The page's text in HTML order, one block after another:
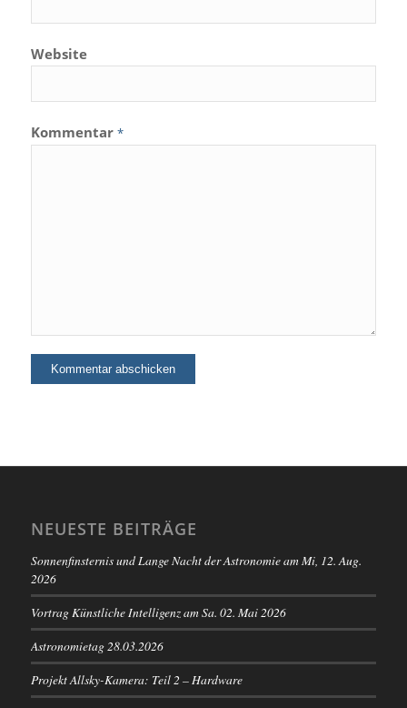
Website
Kommentar *
NEUESTE BEITRÄGE
Sonnenfinsternis und Lange Nacht der Astronomie am Mi, 12. Aug.
2026
Vortrag Künstliche Intelligenz am Sa. 02. Mai 2026
Astronomietag 28.03.2026
Projekt Allsky-Kamera: Teil 2 – Hardware